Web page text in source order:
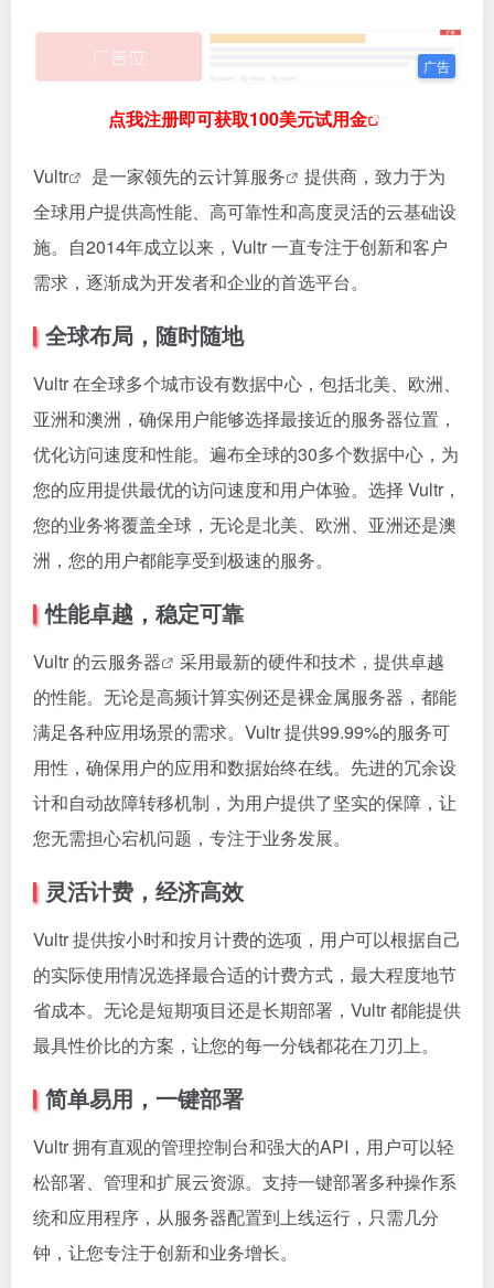
点我注册即可获取100美元试用金
Vultr 是一家领先的云计算服务
提供商，致力于为
全球用户提供高性能、高可靠性和高度灵活的云基础设
施。自2014年成立以来，Vultr 一直专注于创新和客户
需求，逐渐成为开发者和企业的首选平台。
全球布局，随时随地
Vultr 在全球多个城市设有数据中心，包括北美、欧洲、
亚洲和澳洲，确保用户能够选择最接近的服务器位置，
优化访问速度和性能。遍布全球的30多个数据中心，为
您的应用提供最优的访问速度和用户体验。选择 Vultr，
您的业务将覆盖全球，无论是北美、欧洲、亚洲还是澳
洲，您的用户都能享受到极速的服务。
性能卓越，稳定可靠
Vultr 的云服务器
采用最新的硬件和技术，提供卓越
的性能。无论是高频计算实例还是裸金属服务器，都能
满足各种应用场景的需求。Vultr 提供99.99%的服务可
用性，确保用户的应用和数据始终在线。先进的冗余设
计和自动故障转移机制，为用户提供了坚实的保障，让
您无需担心宕机问题，专注于业务发展。
灵活计费，经济高效
Vultr 提供按小时和按月计费的选项，用户可以根据自己
的实际使用情况选择最合适的计费方式，最大程度地节
省成本。无论是短期项目还是长期部署，Vultr 都能提供
最具性价比的方案，让您的每一分钱都花在刀刃上。
简单易用，一键部署
Vultr 拥有直观的管理控制台和强大的API，用户可以轻
松部署、管理和扩展云资源。支持一键部署多种操作系
统和应用程序，从服务器配置到上线运行，只需几分
钟，让您专注于创新和业务增长。